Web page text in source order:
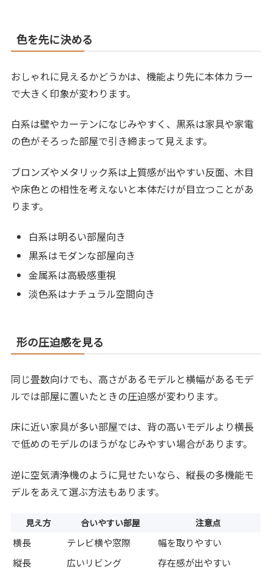
色を先に決める
おしゃれに見えるかどうかは、機能より先に本体カラー
で大きく印象が変わります。
白系は壁やカーテンになじみやすく、黒系は家具や家電
の色がそろった部屋で引き締まって見えます。
ブロンズやメタリック系は上質感が出やすい反面、木目
や床色との相性を考えないと本体だけが目立つことがあ
ります。
白系は明るい部屋向き
黒系はモダンな部屋向き
金属系は高級感重視
淡色系はナチュラル空間向き
形の圧迫感を見る
同じ畳数向けでも、高さがあるモデルと横幅があるモデ
ルでは部屋に置いたときの圧迫感が変わります。
床に近い家具が多い部屋では、背の高いモデルより横長
で低めのモデルのほうがなじみやすい場合があります。
逆に空気清浄機のように見せたいなら、縦長の多機能モ
デルをあえて選ぶ方法もあります。
見え方 合いやすい部屋 注意点
横長 テレビ横や窓際
幅を取りやすい
縦長
広いリビング
存在感が出やすい